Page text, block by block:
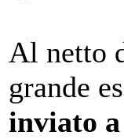
Al netto
grande
inviato